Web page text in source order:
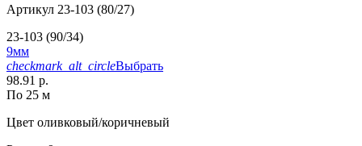
Артикул 23-103 (80/27)
23-103 (90/34)
9мм
checkmark_alt_circleВыбрать
98.91 р.
По 25 м
Цвет оливковый/коричневый